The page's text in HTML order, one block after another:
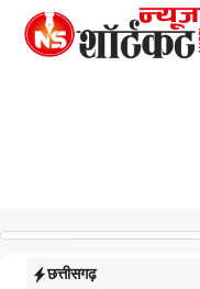
Skip
छत्तीसगढ़